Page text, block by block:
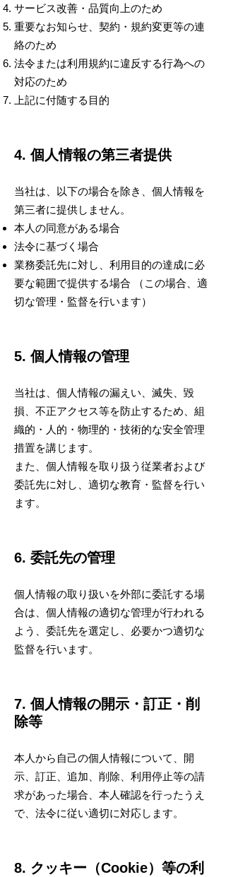
サービス改善・品質向上のため
重要なお知らせ、契約・規約変更等の連
絡のため
法令または利用規約に違反する行為への
対応のため
上記に付随する目的
4. 個人情報の第三者提供
当社は、以下の場合を除き、個人情報を
第三者に提供しません。
本人の同意がある場合
法令に基づく場合
業務委託先に対し、利用目的の達成に必
要な範囲で提供する場合 （この場合、適
切な管理・監督を行います）
5. 個人情報の管理
当社は、個人情報の漏えい、滅失、毀
損、不正アクセス等を防止するため、組
織的・人的・物理的・技術的な安全管理
措置を講じます。
また、個人情報を取り扱う従業者および
委託先に対し、適切な教育・監督を行い
ます。
6. 委託先の管理
個人情報の取り扱いを外部に委託する場
合は、個人情報の適切な管理が行われる
よう、委託先を選定し、必要かつ適切な
監督を行います。
7. 個人情報の開示・訂正・削
除等
本人から自己の個人情報について、開
示、訂正、追加、削除、利用停止等の請
求があった場合、本人確認を行ったうえ
で、法令に従い適切に対応します。
8. クッキー（Cookie）等の利